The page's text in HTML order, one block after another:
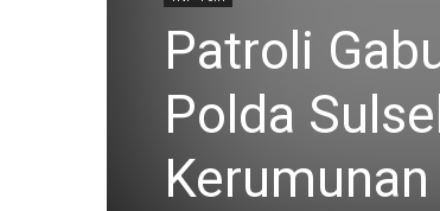
Patroli
Polda
Kerumunan